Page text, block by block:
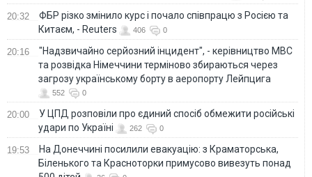
20:32
ФБР різко змінило курс і почало співпрацю з Росією та
Китаєм, - Reuters
406 0
20:16
"Надзвичайно серйозний інцидент", - керівництво МВС
та розвідка Німеччини терміново збираються через
загрозу українському борту в аеропорту Лейпцига
552 0
20:00
У ЦПД розповіли про єдиний спосіб обмежити російські
удари по Україні
262 0
19:53
На Донеччині посилили евакуацію: з Краматорська,
Біленького та Красноторки примусово вивезуть понад